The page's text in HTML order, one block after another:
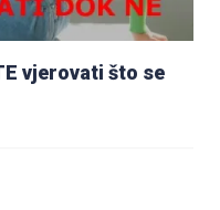
vjerovati što se